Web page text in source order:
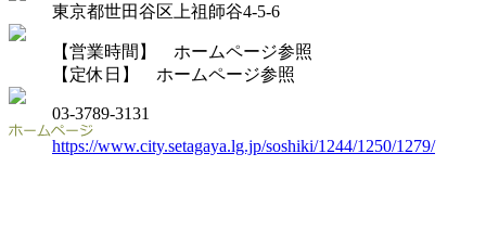
東京都世田谷区上祖師谷4-5-6
【営業時間】 ホームページ参照
【定休日】 ホームページ参照
03-3789-3131
https://www.city.setagaya.lg.jp/soshiki/1244/1250/1279/